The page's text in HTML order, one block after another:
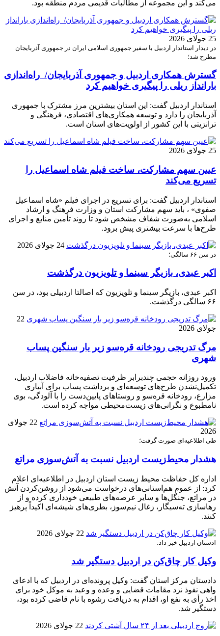
می‌کند و این مجموعه از مطالبات قدیمی مردم منطقه بود.
25 جولای 2026
در دیدار استاندار اردبیل با سفیر جمهوری اسلامی ایران در جمهوری آذربایجان
مطرح شد؛
گسترش همکاری اردبیل و جمهوری آذربایجان/ راه‌اندازی
بارانداز ریلی را پیگیری خواهیم کرد
استاندار اردبیل گفت: این استان بیشترین مرز مشترک با جمهوری
آذربایجان را دارد و توسعه همکاری‌های اقتصادی، فرهنگی و
ترانزیتی با این کشور از اولویت‌های استان است.
25 جولای 2026
عیین سهم مشارکت، ساخت فیلم شاه‌ اسماعیل را
تسریع می‌کند
استاندار اردبیل گفت: برای تسریع در اجرای فیلم «شاه‌ اسماعیل
صفوی» ، باید سهم مشارکت استان و وزارت فرهنگ و ارشاد
اسلامی به‌صورت شفاف مشخص شود تا روند تأمین منابع و اجرای
طرح‌ها با سرعت بیشتری پیش برود.
24 جولای 2026
در سن ۶۶ سالگی؛
اکبر عبدی، بازیگر سینما و تلویزیون درگذشت
اکبر عبدی، بازیگر سینما و تلویزیون که اصالتا اردبیلی بود، در سن
۶۶ سالگی درگذشت.
22
جولای 2026
مرگ تدریجی رودخانه قره‌سو زیر بار سنگین پساب
شهری
ورود روزانه حجمی چندبرابر ظرفیت تصفیه‌خانه فاضلاب اردبیل،
تکمیل‌نشدن طرح‌های توسعه‌ای و برداشت پساب برای آبیاری
مزارع، رودخانه قره‌سو و روستاهای پایین‌دست را با آلودگی، بوی
نامطبوع و نگرانی‌های زیست‌محیطی مواجه کرده است.
22 جولای
2026
طی اطلاعیه‌ای صورت گرفت؛
هشدار محیط‌زیست اردبیل نسبت به آتش‌سوزی مراتع
اداره کل حفاظت محیط زیست استان اردبیل در اطلاعیه‌ای اعلام
کرد: از عموم هم‌استانی‌های درخواست می‌شود از روشن‌کردن آتش
در مراتع، جنگل‌ها و سایر عرصه‌های طبیعی خودداری کرده و از
رهاسازی ته‌سیگار، زغال نیم‌سوز، بطری‌های شیشه‌ای اکیداً پرهیز
کنند.
22 جولای 2026
ادستان اردبیل خبر داد:
وکیل کار چاق‌کن در اردبیل دستگیر شد
دادستان مرکز استان گفت: وکیل پرونده‌ای در اردبیل که با ادعای
واهی نفوذ نزد مقامات قضایی و وعده و وعید به موکل خود برای
اخذ رأی به نفع او، اقدام به دریافت رشوه با نام قاضی کرده بود،
دستگیر شد.
22 جولای 2026